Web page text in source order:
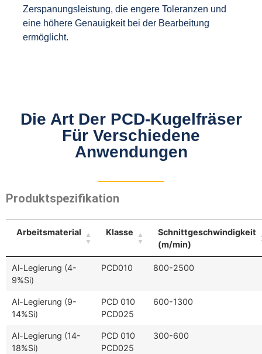
Zerspanungsleistung, die engere Toleranzen und
eine höhere Genauigkeit bei der Bearbeitung
ermöglicht.
Die Art Der PCD-Kugelfräser
Für Verschiedene
Anwendungen
Produktspezifikation
Arbeitsmaterial Klasse
Schnittgeschwindigkeit
(m/min)
Al-Legierung (4-
9%Si)
PCD010 800-2500
Al-Legierung (9-
14%Si)
PCD 010
PCD025
600-1300
Al-Legierung (14-
18%Si)
PCD 010
PCD025
300-600